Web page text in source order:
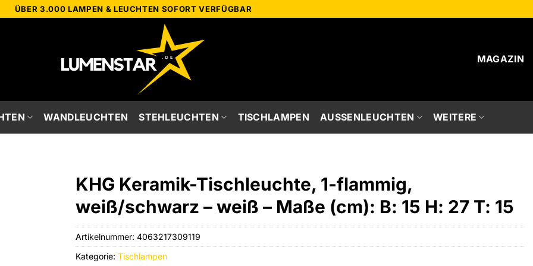
ÜBER 3.000 LAMPEN & LEUCHTEN SOFORT VERFÜGBAR
MAGAZIN
WANDLEUCHTEN STEHLEUCHTEN TISCHLAMPEN AUSSENLEUCHTEN WEITERE
KHG Keramik-Tischleuchte, 1-flammig,
weiß/schwarz – weiß – Maße (cm): B: 15 H: 27 T: 15
Artikelnummer: 4063217309119
Kategorie: Tischlampen